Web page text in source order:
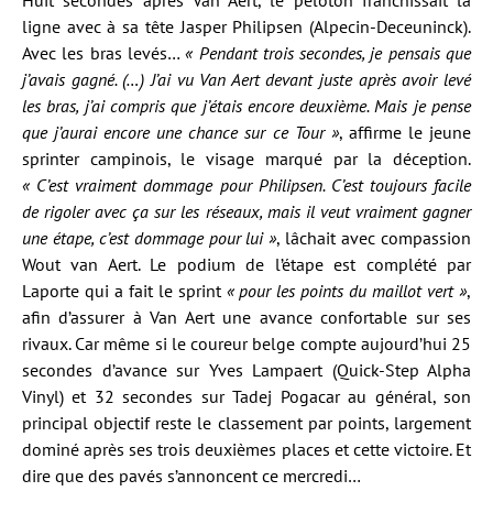
ligne avec à sa tête Jasper Philipsen (Alpecin-Deceuninck).
Avec les bras levés…« Pendant trois secondes, je pensais que
j’avais gagné. (…) J’ai vu Van Aert devant juste après avoir levé
les bras, j’ai compris que j’étais encore deuxième. Mais je pense
que j’aurai encore une chance sur ce Tour », affirme le jeune
sprinter campinois, le visage marqué par la déception.
« C’est vraiment dommage pour Philipsen. C’est toujours facile
de rigoler avec ça sur les réseaux, mais il veut vraiment gagner
une étape, c’est dommage pour lui », lâchait avec compassion
Wout van Aert. Le podium de l’étape est complété par
Laporte qui a fait le sprint « pour les points du maillot vert »,
afin d’assurer à Van Aert une avance confortable sur ses
rivaux. Car même si le coureur belge compte aujourd’hui 25
secondes d’avance sur Yves Lampaert (Quick-Step Alpha
Vinyl) et 32 secondes sur Tadej Pogacar au général, son
principal objectif reste le classement par points, largement
dominé après ses trois deuxièmes places et cette victoire. Et
dire que des pavés s’annoncent ce mercredi…